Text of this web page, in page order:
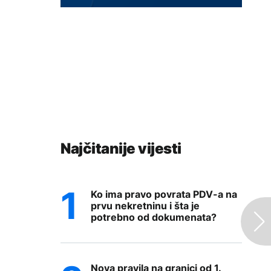
Najčitanije vijesti
Ko ima pravo povrata PDV-a na
prvu nekretninu i šta je
potrebno od dokumenata?
Nova pravila na granici od 1.